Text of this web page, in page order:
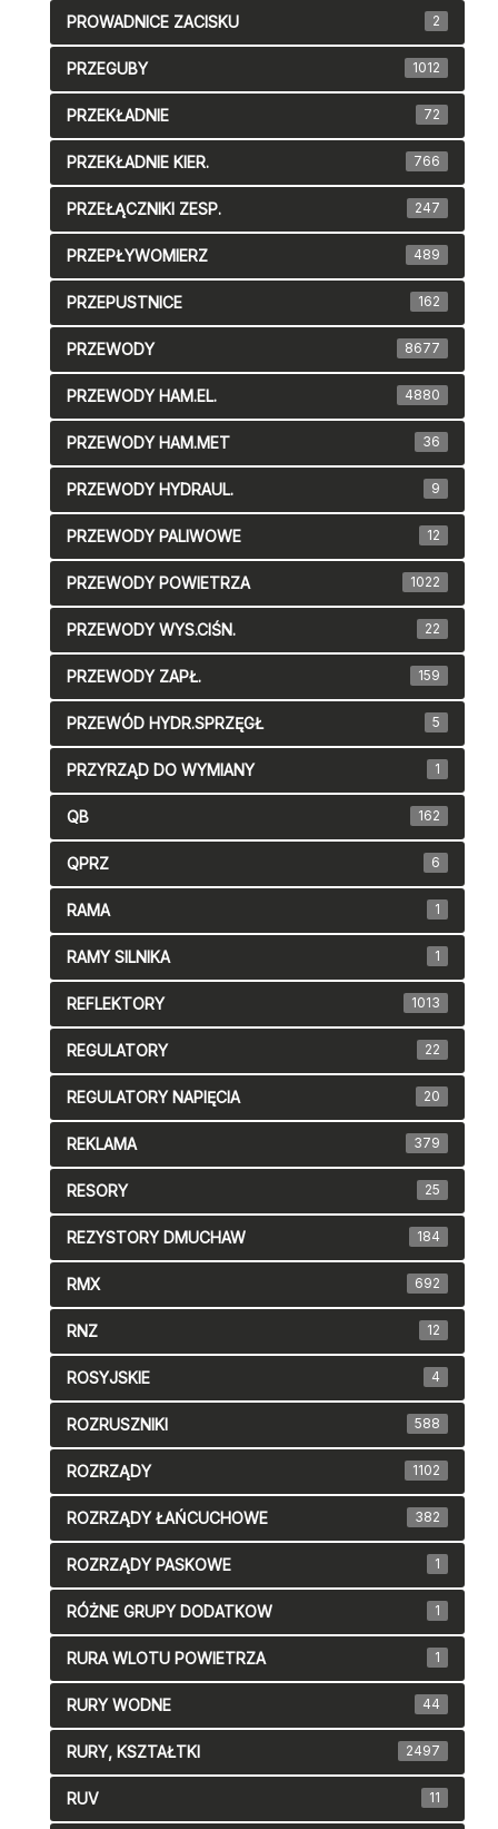
PROWADNICE ZACISKU 2
PRZEGUBY 1012
PRZEKŁADNIE 72
PRZEKŁADNIE KIER. 766
PRZEŁĄCZNIKI ZESP. 247
PRZEPŁYWOMIERZ 489
PRZEPUSTNICE 162
PRZEWODY 8677
PRZEWODY HAM.EL. 4880
PRZEWODY HAM.MET 36
PRZEWODY HYDRAUL. 9
PRZEWODY PALIWOWE 12
PRZEWODY POWIETRZA 1022
PRZEWODY WYS.CIŚN. 22
PRZEWODY ZAPŁ. 159
PRZEWÓD HYDR.SPRZĘGŁ 5
PRZYRZĄD DO WYMIANY 1
QB 162
QPRZ 6
RAMA 1
RAMY SILNIKA 1
REFLEKTORY 1013
REGULATORY 22
REGULATORY NAPIĘCIA 20
REKLAMA 379
RESORY 25
REZYSTORY DMUCHAW 184
RMX 692
RNZ 12
ROSYJSKIE 4
ROZRUSZNIKI 588
ROZRZĄDY 1102
ROZRZĄDY ŁAŃCUCHOWE 382
ROZRZĄDY PASKOWE 1
RÓŻNE GRUPY DODATKOW 1
RURA WLOTU POWIETRZA 1
RURY WODNE 44
RURY, KSZTAŁTKI 2497
RUV 11